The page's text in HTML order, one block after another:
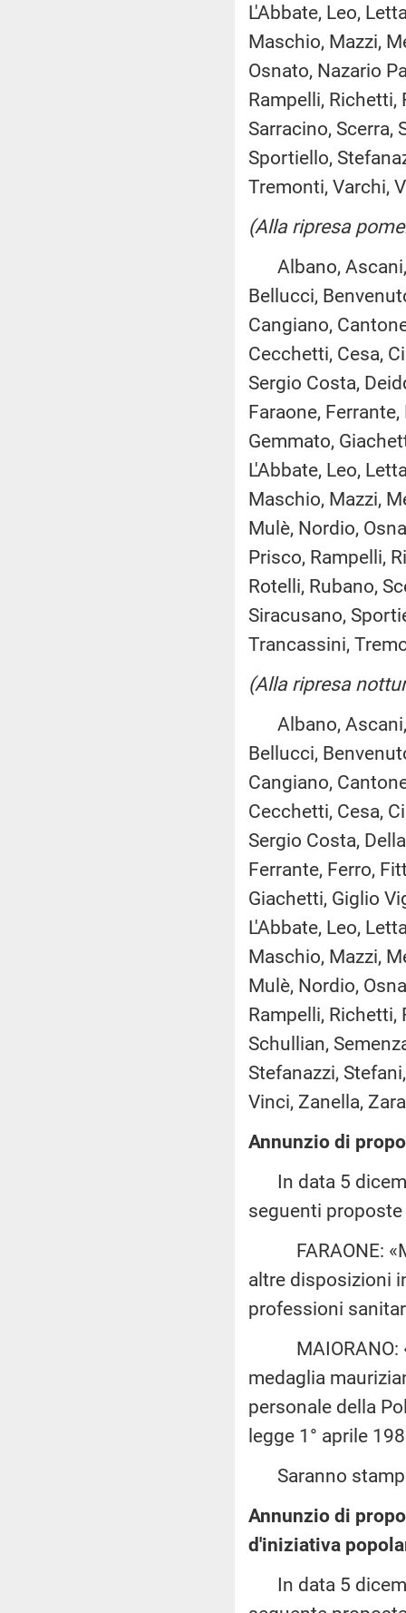
L'Abbate, Leo,
Maschio, Mazzi,
Osnato, Nazario
Rampelli, Richetti,
Sarracino, Scerra,
Sportiello,
Tremonti, Varchi,
(Alla ripresa
Albano, Ascani,
Bellucci,
Cangiano,
Cecchetti, Cesa,
Sergio Costa,
Faraone,
Gemmato,
L'Abbate, Leo,
Maschio, Mazzi,
Mulè, Nordio,
Prisco, Rampelli,
Rotelli, Rubano,
Siracusano,
Trancassini,
(Alla ripresa
Albano, Ascani,
Bellucci,
Cangiano,
Cecchetti, Cesa,
Sergio Costa,
Ferrante, Ferro,
Giachetti, Giglio
L'Abbate, Leo,
Maschio, Mazzi,
Mulè, Nordio,
Rampelli, Richetti,
Schullian,
Stefanazzi,
Vinci, Zanella,
Annunzio di
In data 5
seguenti
FARAONE:
altre disposizioni
professioni
MAIORANO:
medaglia
personale della
legge 1° aprile
Saranno
Annunzio di
d'iniziativa
In data 5